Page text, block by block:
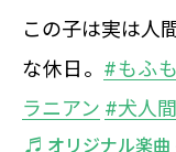
この子は実は人
な休日。 #もふ
ラニアン #犬人間
♬ オリジナル楽曲